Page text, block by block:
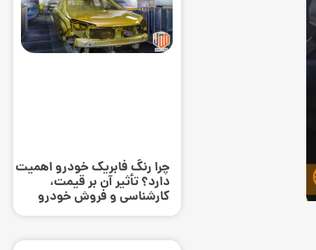
چرا رنگ فابریک خودرو اهمیت
دارد؟ تأثیر آن بر قیمت،
کارشناسی و فروش خودرو